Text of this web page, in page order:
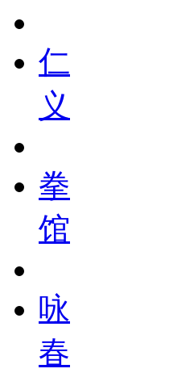
仁
义
拳
馆
咏
春